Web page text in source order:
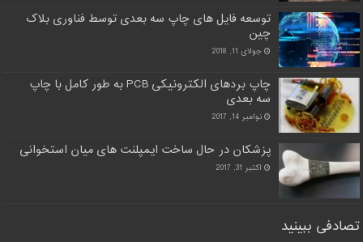
توسعه فایل های چاپ سه بعدی توسط فناوری بلاک
چین
جولای 11, 2018
چاپ بردهای الکترونیکی PCB به طور کامل با چاپ
سه بعدی
نوامبر 14, 2017
پزشکان در حال ساخت ایمپلنت های میان استخوانی
اکتبر 31, 2017
تصادفی ببینید